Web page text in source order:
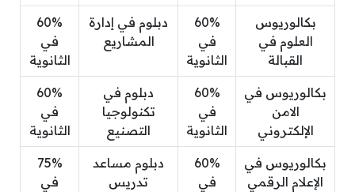
بكالوريوس
العلوم في
القبالة
60%
في
الثانوية
دبلوم في إدارة
المشاريع
60%
في
الثانوية
بكالوريوس في
الامن
الإلكتروني
60%
في
الثانوية
دبلوم في
تكنولوجيا
التصنيع
60%
في
الثانوية
بكالوريوس في
الإعلام الرقمي
60%
في
دبلوم مساعد
تدريس
75%
في